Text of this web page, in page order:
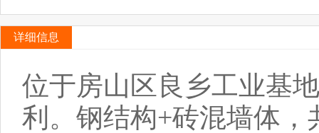
详细信息
位于房山区良乡工业基
利。 钢结构+砖混墙体，